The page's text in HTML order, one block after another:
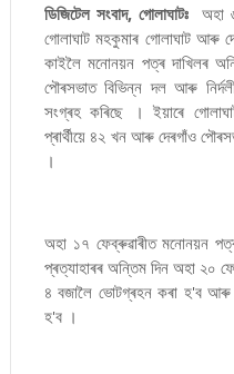
ডিজিটেল সংবাদ, গোলাঘাটঃঅহা ৬
গোলাঘাট মহকুমাৰ গোলাঘাট আৰু
কাইলৈ মনোনয়ন পত্ৰ দাখিলৰ
পৌৰসভাত বিভিন্ন দল আৰু
সংগ্ৰহ কৰিছে । ইয়াৰে
প্ৰাৰ্থীয়ে ৪২ খন আৰু দেৰগাঁও
।
অহা ১৭ ফেব্ৰুৱাৰীত মনোনয়ন
প্ৰত্যাহাৰৰ অন্তিম দিন অহা ২০
৪ বজালৈ ভোটগ্ৰহন কৰা হ'ব আৰু
হ'ব ।